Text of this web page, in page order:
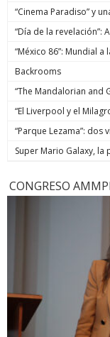
“Cinema Paradiso” y
“Día de la revelación”:
“México 86”: Mundial a
Backrooms
“The Mandalorian and
“El Liverpool y el
“Parque Lezama”: dos
Super Mario Galaxy, la
CONGRESO